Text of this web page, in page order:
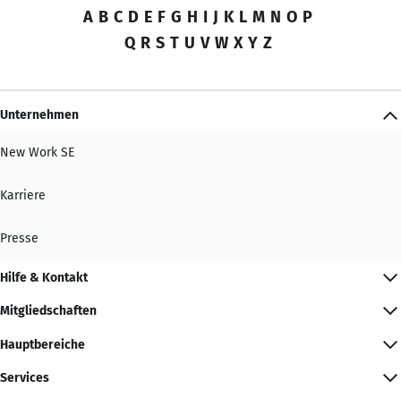
A B C D E F G H I J K L M N O P
Q R S T U V W X Y Z
Unternehmen
New Work SE
Karriere
Presse
Hilfe & Kontakt
Mitgliedschaften
Hauptbereiche
Services